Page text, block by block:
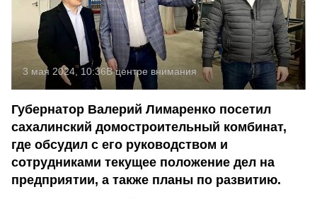
3 мая 2024, 10:36В центре внимания
Губернатор Валерий Лимаренко посетил
сахалинский домостроительный комбинат,
где обсудил с его руководством и
сотрудниками текущее положение дел на
предприятии, а также планы по развитию.